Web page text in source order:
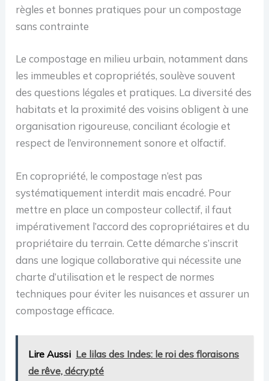
règles et bonnes pratiques pour un compostage
sans contrainte
Le compostage en milieu urbain, notamment dans
les immeubles et copropriétés, soulève souvent
des questions légales et pratiques. La diversité des
habitats et la proximité des voisins obligent à une
organisation rigoureuse, conciliant écologie et
respect de l’environnement sonore et olfactif.
En copropriété, le compostage n’est pas
systématiquement interdit mais encadré. Pour
mettre en place un composteur collectif, il faut
impérativement l’accord des copropriétaires et du
propriétaire du terrain. Cette démarche s’inscrit
dans une logique collaborative qui nécessite une
charte d’utilisation et le respect de normes
techniques pour éviter les nuisances et assurer un
compostage efficace.
Lire Aussi Le lilas des Indes: le roi des floraisons
de rêve, décrypté